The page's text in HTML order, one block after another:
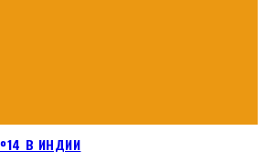
В ИНДИИ